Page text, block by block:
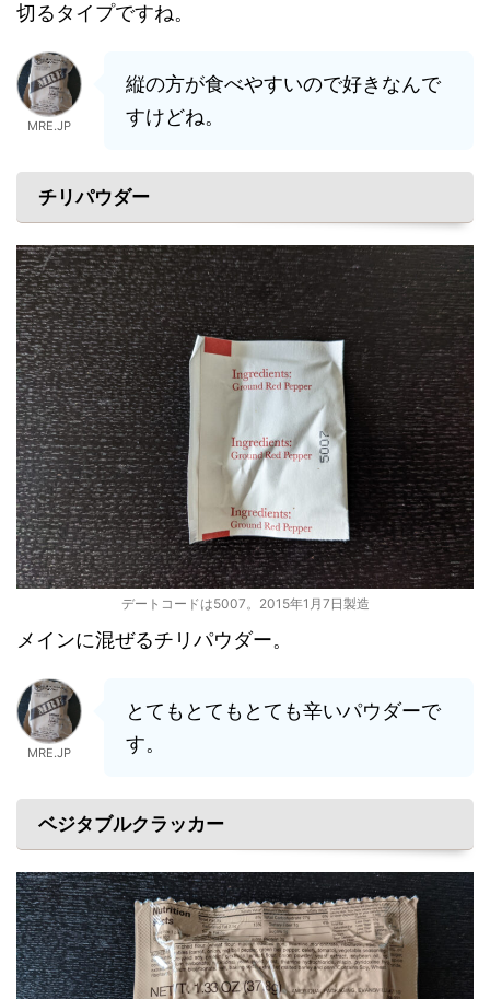
切るタイプですね。
MRE.JP
縦の方が食べやすいので好きなんで
すけどね。
チリパウダー
デートコードは5007。2015年1月7日製造
メインに混ぜるチリパウダー。
MRE.JP
とてもとてもとても辛いパウダーで
す。
ベジタブルクラッカー